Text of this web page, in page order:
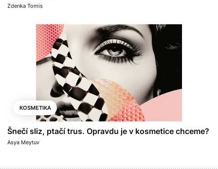
Zdenka Tomis
KOSMETIKA
Šnečí sliz, ptačí trus. Opravdu je v kosmetice chceme?
Asya Meytuv